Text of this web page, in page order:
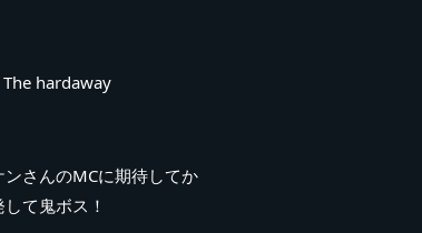
hardaway
さんのMCに期待してか
て鬼ボス！